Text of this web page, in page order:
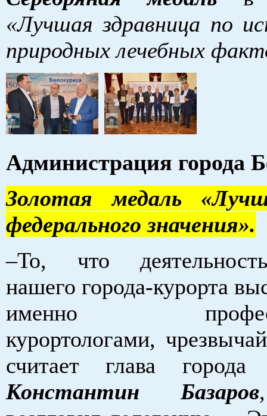
«Лучшая здравница по
природных лечебных
Администрация города
Золотая медаль
федерального значения».
–То, что
нашего города-курорта
именно
курортологами,
считает глава города
Константин Базаров